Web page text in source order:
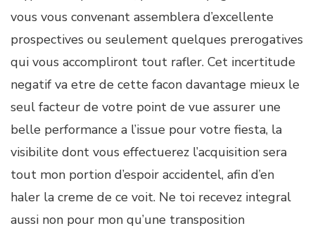
vous vous convenant assemblera d’excellente
prospectives ou seulement quelques prerogatives
qui vous accompliront tout rafler. Cet incertitude
negatif va etre de cette facon davantage mieux le
seul facteur de votre point de vue assurer une
belle performance a l’issue pour votre fiesta, la
visibilite dont vous effectuerez l’acquisition sera
tout mon portion d’espoir accidentel, afin d’en
haler la creme de ce voit. Ne toi recevez integral
aussi non pour mon qu’une transposition